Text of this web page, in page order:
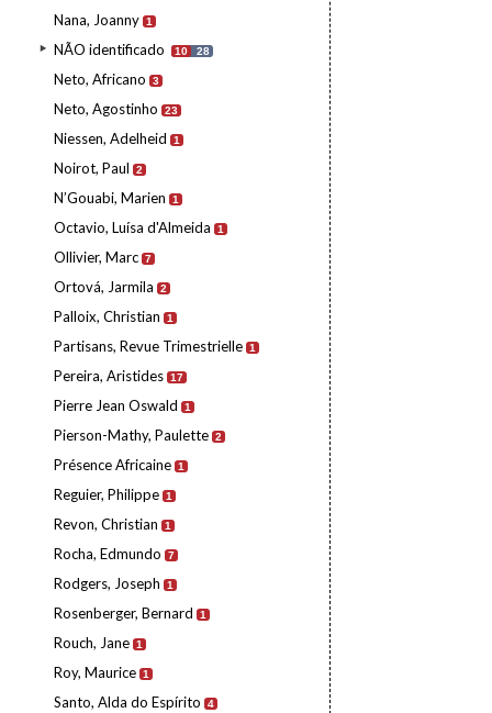
Nana, Joanny 1
NÃO identificado 10 28
Neto, Africano 3
Neto, Agostinho 23
Niessen, Adelheid 1
Noirot, Paul 2
N’Gouabi, Marien 1
Octavio, Luísa d'Almeida 1
Ollivier, Marc 7
Ortová, Jarmila 2
Palloix, Christian 1
Partisans, Revue Trimestrielle 1
Pereira, Aristides 17
Pierre Jean Oswald 1
Pierson-Mathy, Paulette 2
Présence Africaine 1
Reguier, Philippe 1
Revon, Christian 1
Rocha, Edmundo 7
Rodgers, Joseph 1
Rosenberger, Bernard 1
Rouch, Jane 1
Roy, Maurice 1
Santo, Alda do Espírito 4